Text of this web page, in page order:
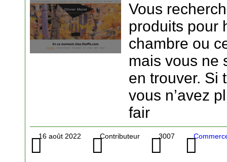
Vous
produits pour
chambre ou
mais vous ne
en trouver. Si
vous n’avez
fair
16 août 2022 Contributeur 3007